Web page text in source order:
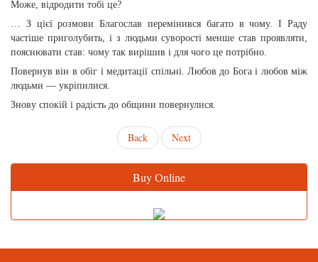
Може, відродити тобі це?
… З цієї розмови Благослав перемінився багато в чому. І Раду
частіше приголубить, і з людьми суворості менше став проявляти,
пояснювати став: чому так вирішив і для чого це потрібно.
Повернув він в обіг і медитації спільні. Любов до Бога і любов між
людьми — укріпилися.
Знову спокій і радість до общини повернулися.
Back Next
Buy Online